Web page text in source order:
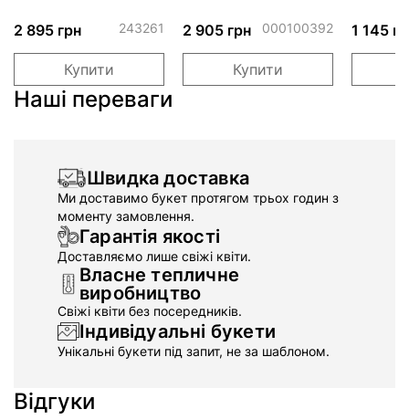
2 895 грн 243261
Купити
2 905 грн 000100392
Купити
1 145
Наші переваги
Швидка доставка
Ми доставимо букет протягом трьох годин з
моменту замовлення.
Гарантія якості
Доставляємо лише свіжі квіти.
Власне тепличне
виробництво
Свіжі квіти без посередників.
Індивідуальні букети
Унікальні букети під запит, не за шаблоном.
Відгуки